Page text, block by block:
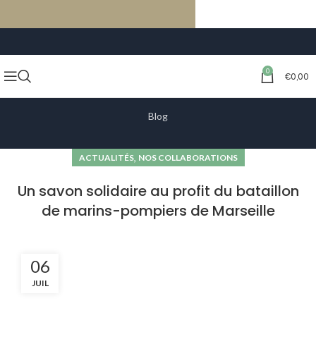
0 €0,00
Blog
ACTUALITÉS, NOS COLLABORATIONS
Un savon solidaire au profit du bataillon
de marins-pompiers de Marseille
06
JUIL